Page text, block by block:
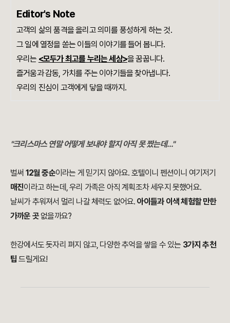
Editor's Note
고객의 삶의 품격을 올리고 의미를 풍성하게 하는 것.
그 일에 열정을 쏟는 이들의 이야기를 들어 봅니다.
우리는 <모두가 최고를 누리는 세상>을 꿈꿉니다.
즐거움과 감동, 가치를 주는 이야기들을 찾아냅니다.
우리의 진심이 고객에게 닿을 때까지.
"크리스마스 연말어떻게 보내야 할지 아직 못 짰는데..."
벌써 12월 중순이라는 게 믿기지 않아요. 호텔이니 펜션이니 여기저기
매진이라고 하는데, 우리 가족은 아직 계획조차 세우지 못했어요.
날씨가 추워져서 멀리 나갈 체력도 없어요. 아이들과 이색 체험할 만한
가까운 곳없을까요?
한강에서도 돗자리 펴지 않고, 다양한 추억을 쌓을 수 있는 3가지 추천
팁드릴게요!